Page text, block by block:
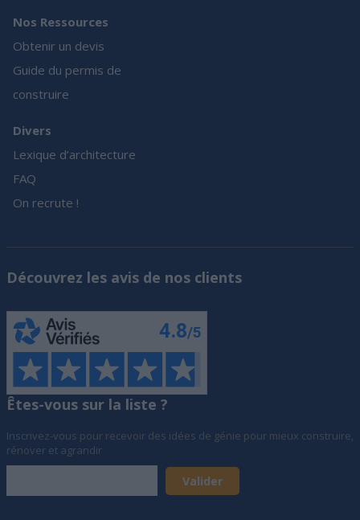
Nos Ressources
Obtenir un devis
Guide du permis de
construire
Divers
Lexique d’architecture
FAQ
On recrute !
Découvrez les avis de nos clients
Êtes-vous sur la liste ?
Inscrivez-vous pour recevoir des idées de génie pour mieux construire,
rénover et agrandir